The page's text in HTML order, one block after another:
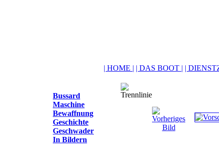
| HOME | | DAS BOOT | |
Bussard
Maschine
Bewaffnung
Geschichte
Geschwader
In Bildern